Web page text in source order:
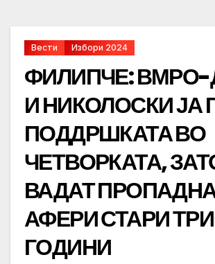
Вести Избори 2024
ФИЛИПЧЕ:
И НИКОЛОСКИ ЈА
ПОДДРШКАТА ВО
ЧЕТВОРКАТА,
ВАДАТ
АФЕРИ СТАРИ ТРИ
ГОДИНИ